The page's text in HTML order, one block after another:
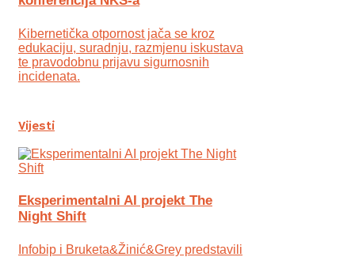
Kibernetička otpornost jača se kroz
edukaciju, suradnju, razmjenu iskustava
te pravodobnu prijavu sigurnosnih
incidenata.
Vijesti
Eksperimentalni AI projekt The
Night Shift
Infobip i Bruketa&Žinić&Grey predstavili